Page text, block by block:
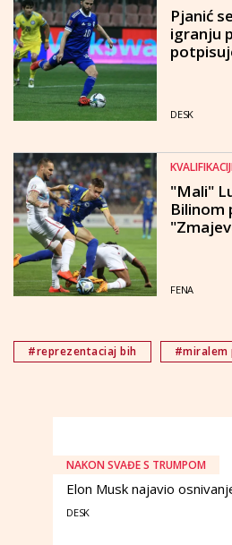
Pjanić
igranju
DESK
"Mali"
Bilinom
FENA
#reprezentaciaj bih #miralem
NAKON SVAĐE S TRUMPOM
Elon Musk najavio
DESK